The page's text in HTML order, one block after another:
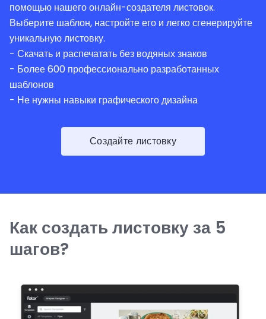
помощью нашего онлайн-создателя листовок.
Выберите шаблон, настройте его и легко сгенерируйте
уникальную листовку.
- Скачать и распечатать без водяных знаков
- Более 600 профессионально разработанных
шаблонов
- Не нужны навыки графического дизайна
Создайте листовку
Как создать листовку за 5
шагов?